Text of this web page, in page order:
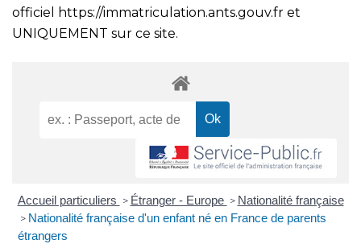
officiel
https://immatriculation.ants.gouv.fr et
UNIQUEMENT sur ce site.
Accueil particuliers > Étranger - Europe > Nationalité française
> Nationalité française d'un enfant né en France de parents
étrangers